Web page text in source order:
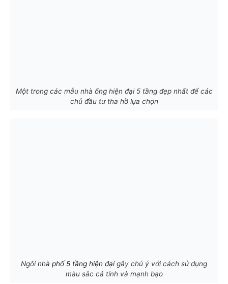
Một trong các mẫu nhà ống hiện đại 5 tầng đẹp nhất để các
chủ đầu tư tha hồ lựa chọn
Ngôinhà phố 5 tầng hiện đạigây chú ý với cách sử dụng
màu sắc cá tính và mạnh bạo